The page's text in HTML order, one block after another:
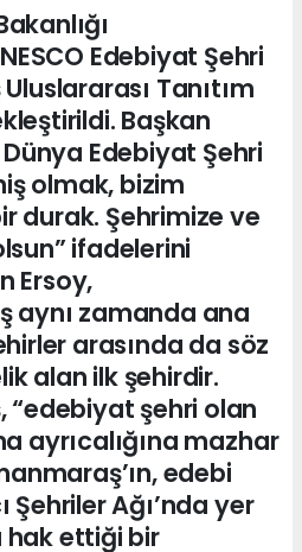
Edebiyat Şehri
Tanıtım
Başkan
Dünya Edebiyat Şehri
olmak, bizim
durak. Şehrimize ve
ifadelerini
Ersoy,
aynı zamanda ana
arasında da söz
alan ilk şehirdir.
şehri olan
ayrıcalığına mazhar
edebi
Şehriler Ağı’nda yer
hak ettiği bir